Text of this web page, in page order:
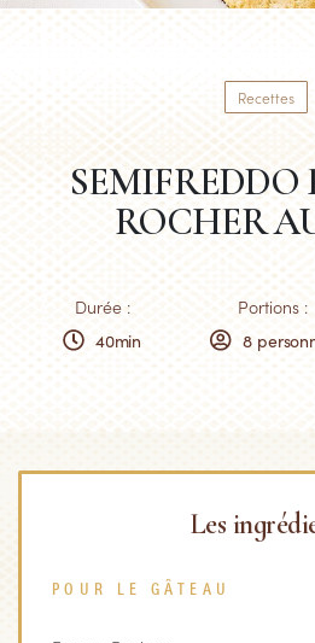
Recettes
SEMIFREDDO
ROCHER
Durée : Portions :
40min
8
Les
POUR LE GÂTEAU